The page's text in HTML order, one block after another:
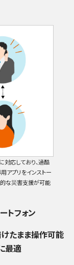
対応しており、過酷
アプリをインストー
的な災害支援が可能
トフォン
たまま操作可能
最適